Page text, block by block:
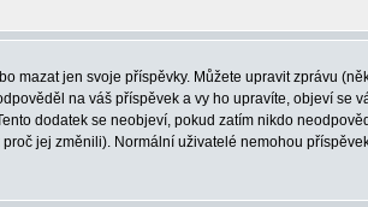
mazat jen svoje příspěvky. Můžete upravit zprávu
na váš příspěvek a vy ho upravíte, objeví se
dodatek se neobjeví, pokud zatím nikdo
jej změnili). Normální uživatelé nemohou